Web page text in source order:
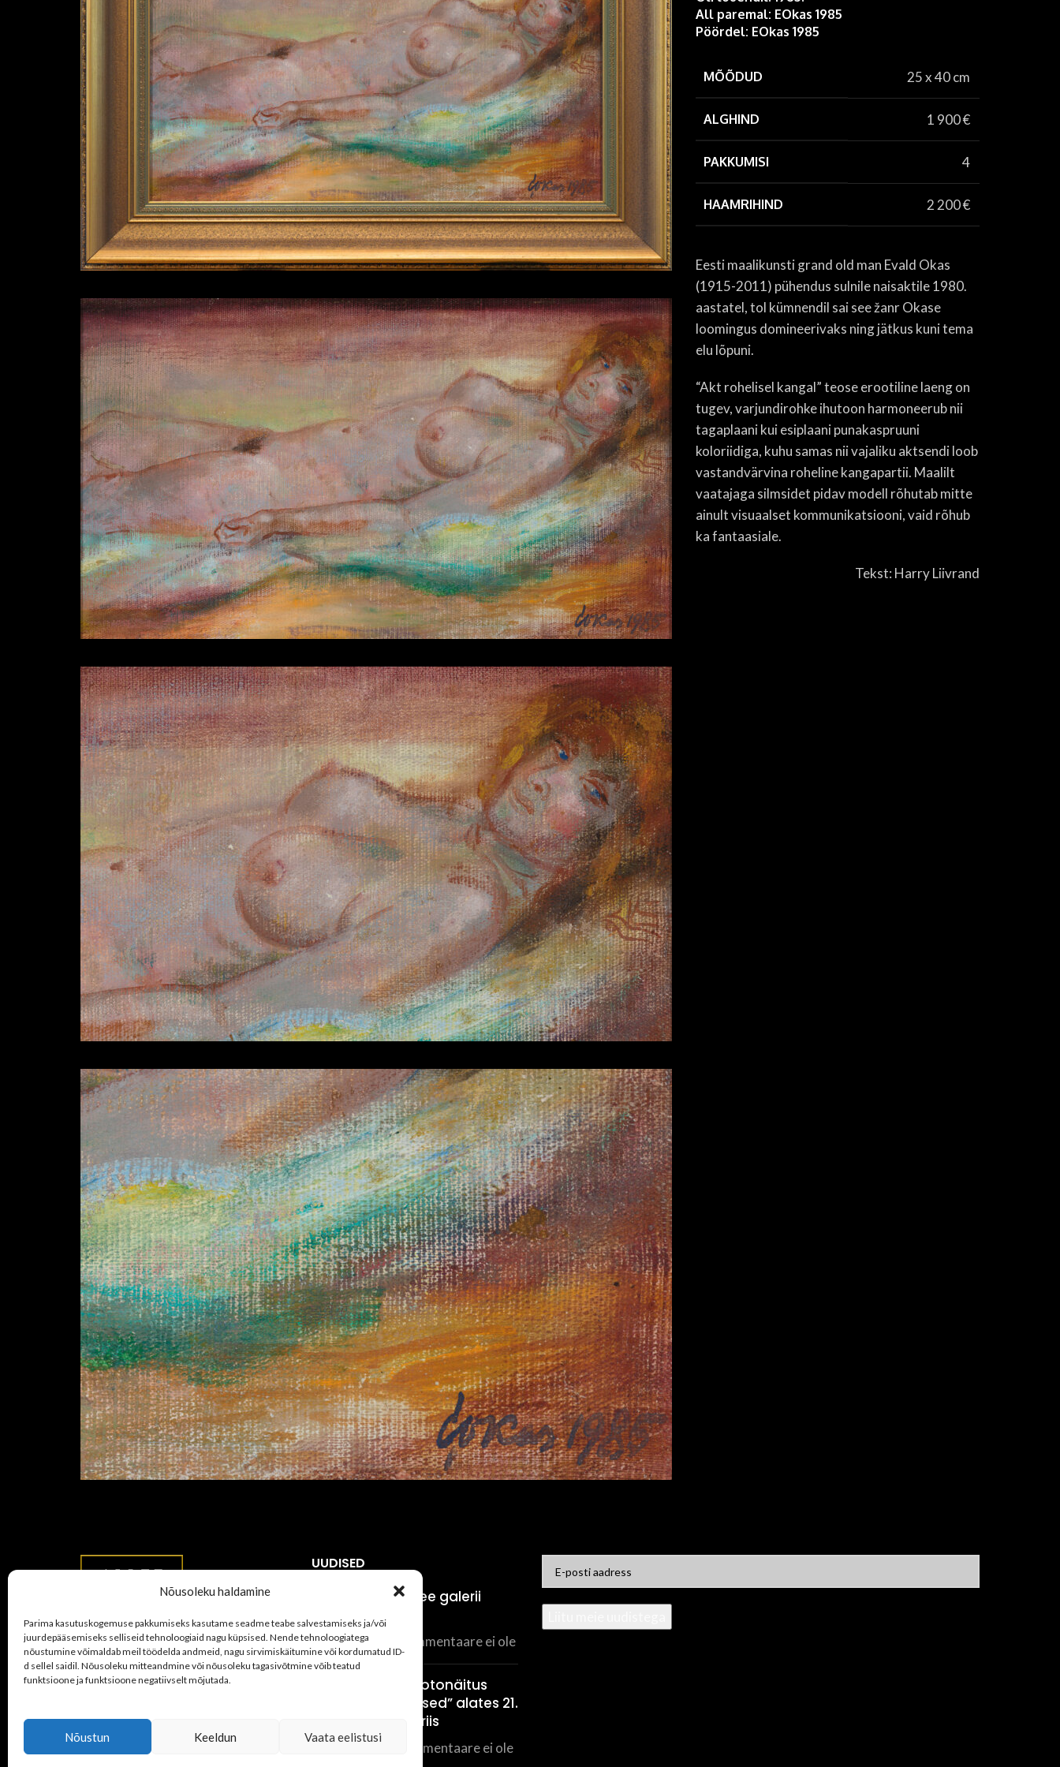
Nõusoleku haldamine
Parima kasutuskogemuse pakkumiseks kasutame seadme teabe salvestamiseks ja/või
juurdepääsemiseks selliseid tehnoloogiaid nagu küpsised. Nende tehnoloogiatega
nõustumine võimaldab meil töödelda andmeid, nagu sirvimiskäitumine või kordumatud ID-
d sellel saidil. Nõusoleku mitteandmine või nõusoleku tagasivõtmine võib teatud
funktsioone ja funktsioone negatiivselt mõjutada.
Nõustun Keeldun Vaata eelistusi
All paremal: EOkas 1985
Pöördel: EOkas 1985
MÕÕDUD 25 x 40 cm
ALGHIND 1 900€
PAKKUMISI 4
HAAMRIHIND 2 200€
Eesti maalikunsti grand old man Evald Okas
(1915-2011) pühendus sulnile naisaktile 1980.
aastatel, tol kümnendil sai see žanr Okase
loomingus domineerivaks ning jätkus kuni tema
elu lõpuni.
“Akt rohelisel kangal” teose erootiline laeng on
tugev, varjundirohke ihutoon harmoneerub nii
tagaplaani kui esiplaani punakaspruuni
koloriidiga, kuhu samas nii vajaliku aktsendi loob
vastandvärvina roheline kangapartii. Maalilt
vaatajaga silmsidet pidav modell rõhutab mitte
ainult visuaalset kommunikatsiooni, vaid rõhub
ka fantaasiale.
Tekst: Harry Liivrand
Allee Galerii OÜ
Vana-Viru 11a & Uus tn 7, Tallinn
info@alleegalerii.ee
UUDISED
Paku teoseid Allee galerii
kunstioksjonile!
juuli 26, 2026 Kommentaare ei ole
Kaupo Kikkase fotonäitus
“Igavesed inimesed” alates 21.
maist Allee galeriis
Kommentaare ei ole